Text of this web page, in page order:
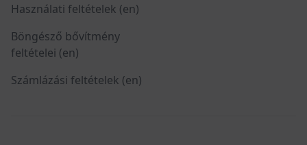
Használati feltételek (en)
Böngésző bővítmény
feltételei (en)
Számlázási feltételek (en)